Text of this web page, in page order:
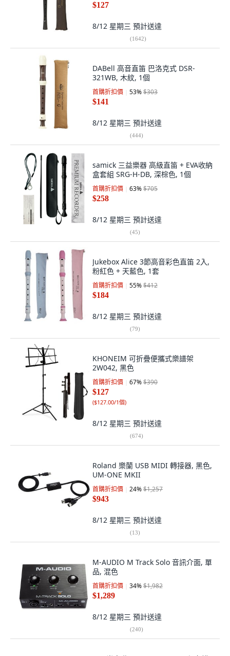
$127
8/12 星期三 預計送達
(1642)
DABell 高音直笛 巴洛克式 DSR-
321WB, 木紋, 1個
首購折扣價 53%$303
$141
8/12 星期三 預計送達
(444)
samick 三益樂器 高級直笛 + EVA收納
盒套組 SRG-H-DB, 深棕色, 1個
首購折扣價 63%$705
$258
8/12 星期三 預計送達
(45)
Jukebox Alice 3節高音彩色直笛 2入,
粉紅色 + 天藍色, 1套
首購折扣價 55%$412
$184
8/12 星期三 預計送達
(79)
KHONEIM 可折疊便攜式樂譜架
2W042, 黑色
首購折扣價 67%$390
$127
($127.00/1個)
8/12 星期三 預計送達
(674)
Roland 樂蘭 USB MIDI 轉接器, 黑色,
UM-ONE MKII
首購折扣價 24%$1,257
$943
8/12 星期三 預計送達
(13)
M-AUDIO M Track Solo 音訊介面, 單
品, 混色
首購折扣價 34%$1,982
$1,289
8/12 星期三 預計送達
(240)